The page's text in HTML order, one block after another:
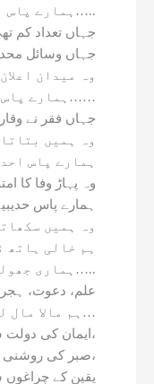
ہمارے پاس بدر کا میدان ہے…..
جہاں تعداد کم
جہاں وسائل
وہ میدان
ہمارے پاس صفّہ کا چبوترہ ہے……
جہاں فقر نے
وہ ہمیں
ہمارے پاس
وہ پہاڑ وفا کا
ہمارے پاس
وہ ہمیں
ہم خالی ہاتھ
ہماری جھولی میں یہ تمام نشانیاں ہیں…..
علم، دعوت،
ہم مالا مال لوگ ہیں…
ایمان کی دولت سے،
صبر کی روشنی سے،
یقین کے چراغوں